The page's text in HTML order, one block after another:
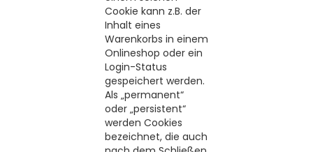
Cookie kann z.B. der
Inhalt eines
Warenkorbs in einem
Onlineshop oder ein
Login-Status
gespeichert werden.
Als „permanent“
oder „persistent“
werden Cookies
bezeichnet, die auch